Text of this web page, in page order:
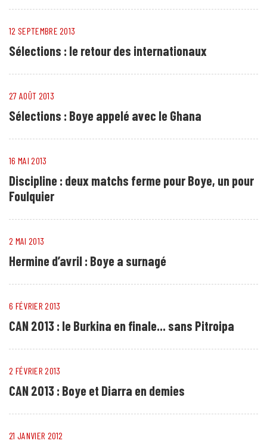
12 SEPTEMBRE 2013
Sélections : le retour des internationaux
27 AOÛT 2013
Sélections : Boye appelé avec le Ghana
16 MAI 2013
Discipline : deux matchs ferme pour Boye, un pour
Foulquier
2 MAI 2013
Hermine d’avril : Boye a surnagé
6 FÉVRIER 2013
CAN 2013 : le Burkina en finale... sans Pitroipa
2 FÉVRIER 2013
CAN 2013 : Boye et Diarra en demies
21 JANVIER 2012